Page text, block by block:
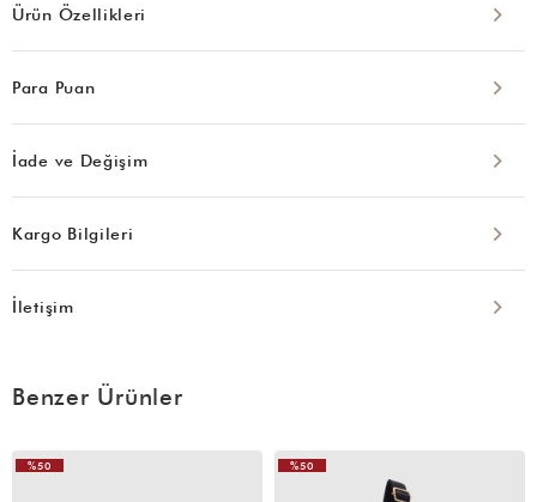
Ürün Özellikleri
Para Puan
İade ve Değişim
Kargo Bilgileri
İletişim
Benzer Ürünler
%50
%50